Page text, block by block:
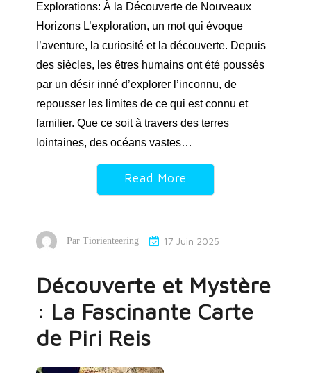
Explorations: À la Découverte de Nouveaux
Horizons L’exploration, un mot qui évoque
l’aventure, la curiosité et la découverte. Depuis
des siècles, les êtres humains ont été poussés
par un désir inné d’explorer l’inconnu, de
repousser les limites de ce qui est connu et
familier. Que ce soit à travers des terres
lointaines, des océans vastes…
Read More
Par Tiorienteering 17 Juin 2025
Découverte et Mystère
: La Fascinante Carte
de Piri Reis